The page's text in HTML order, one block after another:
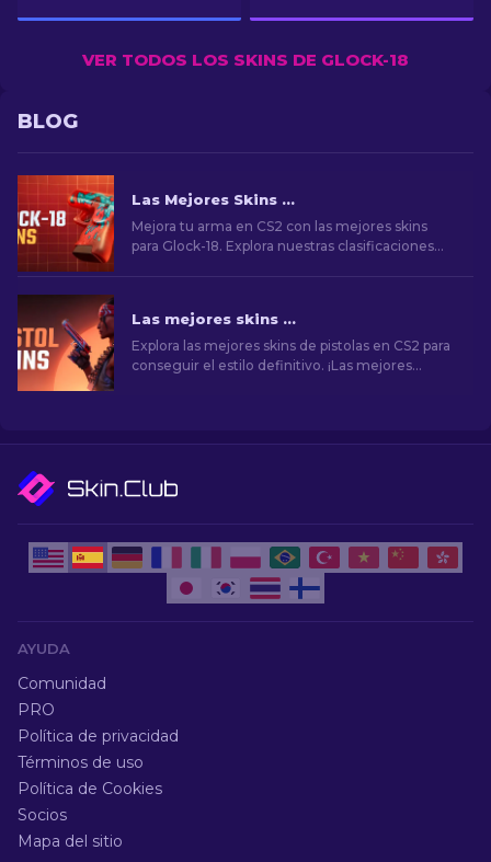
VER TODOS LOS SKINS DE GLOCK-18
BLOG
Las Mejores Skins de Glock-18 en CS2: Lista Completa (2026)
Mejora tu arma en CS2 con las mejores skins
para Glock-18. Explora nuestras clasificaciones
Las mejores skins de pistolas en CS2 [2026]
Explora las mejores skins de pistolas en CS2 para
conseguir el estilo definitivo. ¡Las mejores
AYUDA
Comunidad
PRO
Política de privacidad
Términos de uso
Política de Cookies
Socios
Mapa del sitio